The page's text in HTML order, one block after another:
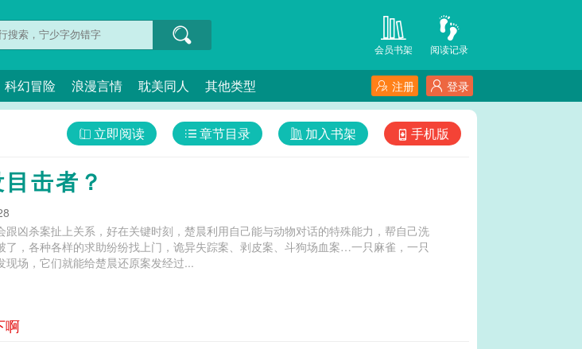
阅读记录
会员书架
科幻冒险 浪漫言情 耽美同人 其他类型 登录
注册
手机版
加入书架
章节目录
立即阅读
击者？
凶杀案扯上关系，好在关键时刻，楚晨利用自己能与动物对话的特殊能力，帮自己洗
，各种各样的求助纷纷找上门，诡异失踪案、剥皮案、斗狗场血案…一只麻雀，一只
场，它们就能给楚晨还原案发经过...
啊